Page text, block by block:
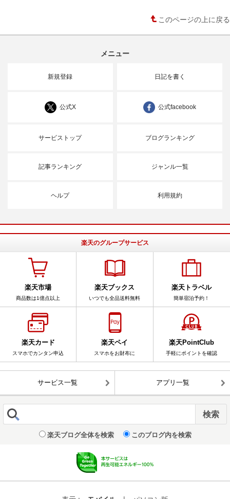
このページの上に戻る
メニュー
新規登録 日記を書く
公式X 公式facebook
サービストップ ブログランキング
記事ランキング ジャンル一覧
ヘルプ 利用規約
楽天のグループサービス
楽天市場
商品数は1億点以上
楽天ブックス
いつでも全品送料無料
楽天トラベル
簡単宿泊予約！
楽天カード
スマホでカンタン申込
楽天ペイ
スマホをお財布に
楽天PointClub
手軽にポイントを確認
サービス一覧 アプリ一覧
楽天ブログ全体を検索 このブログ内を検索